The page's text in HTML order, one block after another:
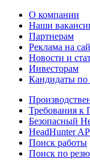
О компании
Наши
Партнерам
Реклама на
Новости и
Инвесторам
Кандидаты по
Требования к
Безопасный
HeadHunter
Поиск работы
Поиск по